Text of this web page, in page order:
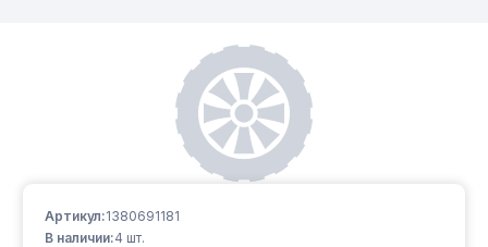
Артикул:1380691181
В наличии:4 шт.